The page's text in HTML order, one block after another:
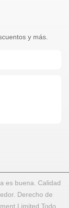
y más.
es buena. Calidad
Derecho de
Limited Todo.